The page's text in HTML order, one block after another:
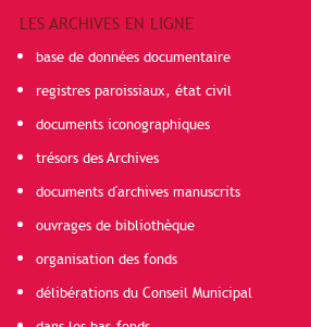
LES ARCHIVES EN LIGNE
base de données documentaire
registres paroissiaux, état civil
documents iconographiques
trésors des Archives
documents d'archives manuscrits
ouvrages de bibliothèque
organisation des fonds
délibérations du Conseil Municipal